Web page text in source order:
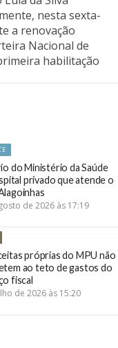
nesta sexta-
a renovação
Nacional de
habilitação
do Ministério da Saúde
privado que atende o
de 2026 às 17:19
próprias do MPU não
ao teto de gastos do
fiscal
de 2026 às 15:20